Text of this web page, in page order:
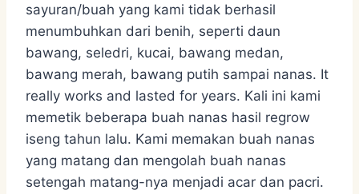
sayuran/buah yang kami tidak berhasil
menumbuhkan dari benih, seperti daun
bawang, seledri, kucai, bawang medan,
bawang merah, bawang putih sampai nanas. It
really works and lasted for years. Kali ini kami
memetik beberapa buah nanas hasil regrow
iseng tahun lalu. Kami memakan buah nanas
yang matang dan mengolah buah nanas
setengah matang-nya menjadi acar dan pacri.